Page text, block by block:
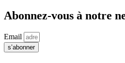
Abonnez-vous à notre
Email
s’abonner